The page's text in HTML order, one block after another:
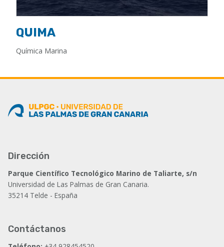
QUIMA
Química Marina
Dirección
Parque Científico Tecnológico Marino de Taliarte, s/n
Universidad de Las Palmas de Gran Canaria.
35214 Telde - España
Contáctanos